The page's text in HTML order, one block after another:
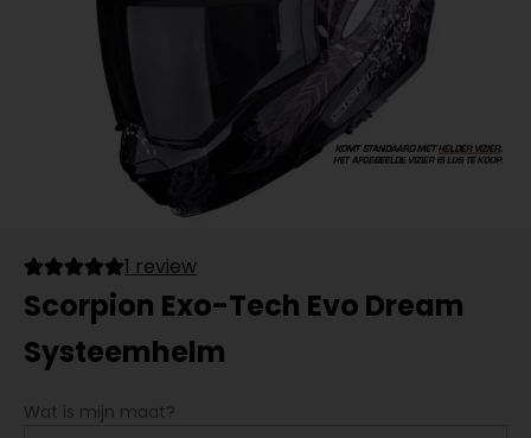
1 review
Scorpion Exo-Tech Evo Dream
Systeemhelm
Wat is mijn maat?